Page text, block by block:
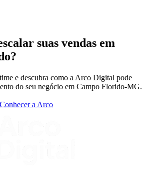
suas vendas em
?
e descubra como a Arco Digital pode
do seu negócio em Campo Florido-MG.
Conhecer a Arco